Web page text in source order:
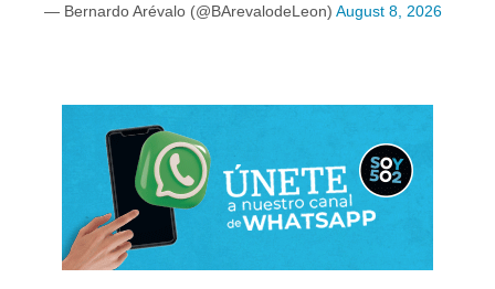
— Bernardo Arévalo (@BArevalodeLeon) August 8, 2026